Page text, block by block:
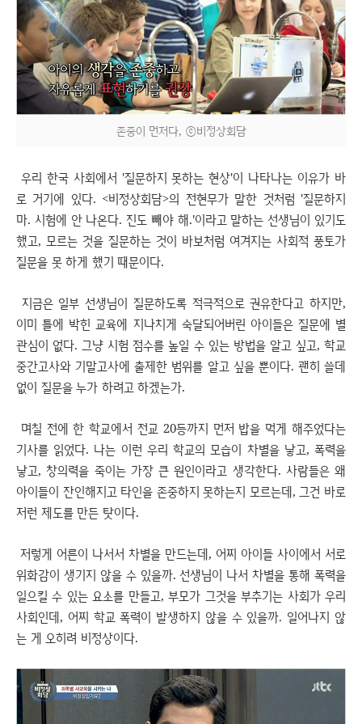
존중이 먼저다, ⓒ비정상회담
우리 한국 사회에서 '질문하지 못하는 현상'이 나타나는 이유가 바
로 거기에 있다. <비정상회담>의 전현무가 말한 것처럼 '질문하지
마. 시험에 안 나온다. 진도 빼야 해.'이라고 말하는 선생님이 있기도
했고, 모르는 것을 질문하는 것이 바보처럼 여겨지는 사회적 풍토가
질문을 못 하게 했기 때문이다.
지금은 일부 선생님이 질문하도록 적극적으로 권유한다고 하지만,
이미 틀에 박힌 교육에 지나치게 숙달되어버린 아이들은 질문에 별
관심이 없다. 그냥 시험 점수를 높일 수 있는 방법을 알고 싶고, 학교
중간고사와 기말고사에 출제한 범위를 알고 싶을 뿐이다. 괜히 쓸데
없이 질문을 누가 하려고 하겠는가.
며칠 전에 한 학교에서 전교 20등까지 먼저 밥을 먹게 해주었다는
기사를 읽었다. 나는 이런 우리 학교의 모습이 차별을 낳고, 폭력을
낳고, 창의력을 죽이는 가장 큰 원인이라고 생각한다. 사람들은 왜
아이들이 잔인해지고 타인을 존중하지 못하는지 모르는데, 그건 바로
저런 제도를 만든 탓이다.
저렇게 어른이 나서서 차별을 만드는데, 어찌 아이들 사이에서 서로
위화감이 생기지 않을 수 있을까. 선생님이 나서 차별을 통해 폭력을
일으킬 수 있는 요소를 만들고, 부모가 그것을 부추기는 사회가 우리
사회인데, 어찌 학교 폭력이 발생하지 않을 수 있을까. 일어나지 않
는 게 오히려 비정상이다.